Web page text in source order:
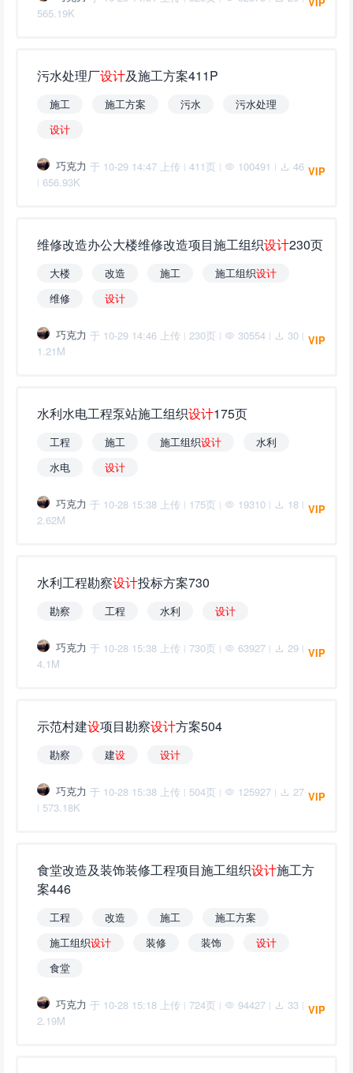
565.19K
污水处理厂设计及施工方案411P
施工 施工方案 污水
污水处理
设计
巧克力 于 10-29 14:47 上传 | 411页 | 100491 | 46
| 656.93K
VIP
维修改造办公大楼维修改造项目施工组织设计230页
大楼 改造 施工 施工组织设计
维修
设计
巧克力 于 10-29 14:46 上传 | 230页 | 30554 | 30 |
1.21M
VIP
水利水电工程泵站施工组织设计175页
工程 施工 施工组织设计
水利
水电
设计
巧克力 于 10-28 15:38 上传 | 175页 | 19310 | 18 |
2.62M
VIP
水利工程勘察设计投标方案730
勘察 工程 水利 设计
巧克力 于 10-28 15:38 上传 | 730页 | 63927 | 29 |
4.1M
VIP
示范村建设项目勘察设计方案504
勘察 建设 设计
巧克力 于 10-28 15:38 上传 | 504页 | 125927 | 27
| 573.18K
VIP
食堂改造及装饰装修工程项目施工组织设计施工方
案446
工程 改造 施工
施工方案
施工组织设计 装修 装饰 设计
食堂
巧克力 于 10-28 15:18 上传 | 724页 | 94427 | 33 |
2.19M
VIP